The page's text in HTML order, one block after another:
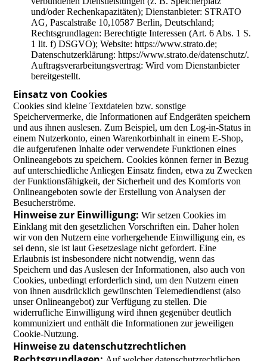
und/oder Rechenkapazitäten); Dienstanbieter: STRATO
AG, Pascalstraße 10,10587 Berlin, Deutschland;
Rechtsgrundlagen: Berechtigte Interessen (Art. 6 Abs. 1 S.
1 lit. f) DSGVO); Website: https://www.strato.de;
Datenschutzerklärung: https://www.strato.de/datenschutz/.
Auftragsverarbeitungsvertrag: Wird vom Dienstanbieter
bereitgestellt.
Einsatz von Cookies
Cookies sind kleine Textdateien bzw. sonstige
Speichervermerke, die Informationen auf Endgeräten speichern
und aus ihnen auslesen. Zum Beispiel, um den Log-in-Status in
einem Nutzerkonto, einen Warenkorbinhalt in einem E-Shop,
die aufgerufenen Inhalte oder verwendete Funktionen eines
Onlineangebots zu speichern. Cookies können ferner in Bezug
auf unterschiedliche Anliegen Einsatz finden, etwa zu Zwecken
der Funktionsfähigkeit, der Sicherheit und des Komforts von
Onlineangeboten sowie der Erstellung von Analysen der
Besucherströme.
Hinweise zur Einwilligung: Wir setzen Cookies im
Einklang mit den gesetzlichen Vorschriften ein. Daher holen
wir von den Nutzern eine vorhergehende Einwilligung ein, es
sei denn, sie ist laut Gesetzeslage nicht gefordert. Eine
Erlaubnis ist insbesondere nicht notwendig, wenn das
Speichern und das Auslesen der Informationen, also auch von
Cookies, unbedingt erforderlich sind, um den Nutzern einen
von ihnen ausdrücklich gewünschten Telemediendienst (also
unser Onlineangebot) zur Verfügung zu stellen. Die
widerrufliche Einwilligung wird ihnen gegenüber deutlich
kommuniziert und enthält die Informationen zur jeweiligen
Cookie-Nutzung.
Hinweise zu datenschutzrechtlichen